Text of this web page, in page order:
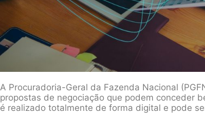
A Procuradoria-Geral da Fazenda Nacional
propostas de negociação que podem conceder
é realizado totalmente de forma digital e pode